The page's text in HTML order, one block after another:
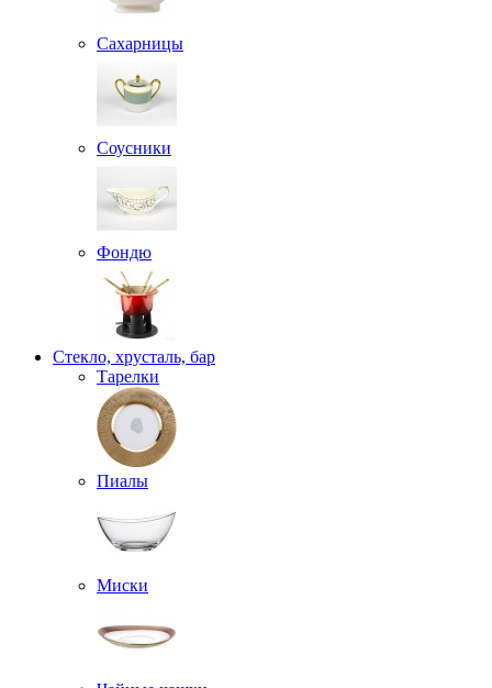
Сахарницы
Соусники
Фондю
Стекло, хрусталь, бар
Тарелки
Пиалы
Миски